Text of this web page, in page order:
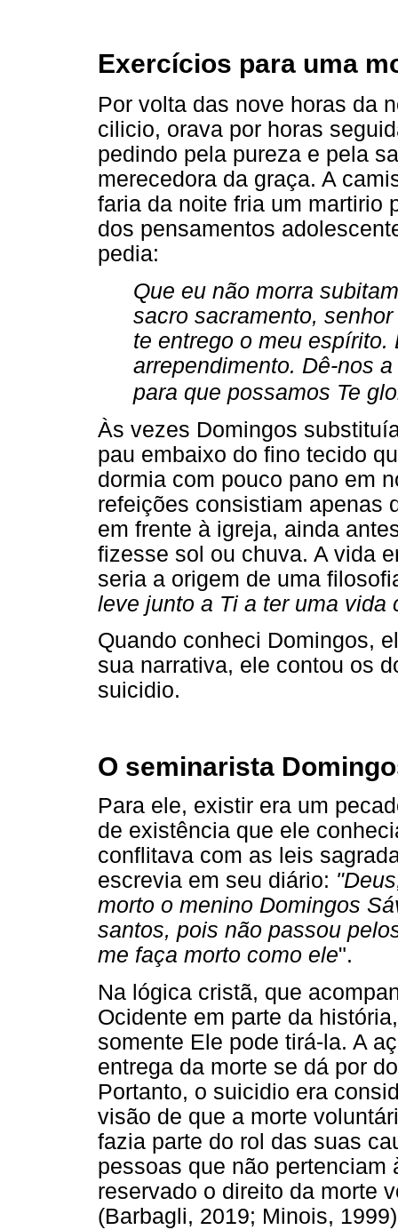
Exercícios para uma
Por volta das nove horas da
cilicio, orava por horas
pedindo pela pureza e pela
merecedora da graça. A
faria da noite fria um martirio
dos pensamentos
pedia:
Que eu não morra
sacro sacramento,
te entrego o meu espírito.
arrependimento. Dê-nos
para que possamos Te
Às vezes Domingos
pau embaixo do fino tecido
dormia com pouco pano em
refeições consistiam apenas
em frente à igreja, ainda
fizesse sol ou chuva. A vida
seria a origem de uma
leve junto a Ti a ter uma vida
Quando conheci Domingos,
sua narrativa, ele contou os
suicidio.
O seminarista
Para ele, existir era um
de existência que ele
conflitava com as leis
escrevia em seu diário:
morto o menino Domingos
santos, pois não passou
me faça morto como ele".
Na lógica cristã, que
Ocidente em parte da
somente Ele pode tirá-la. A
entrega da morte se dá por
Portanto, o suicidio era
visão de que a morte
fazia parte do rol das suas
pessoas que não
reservado o direito da morte
(Barbagli, 2019; Minois,